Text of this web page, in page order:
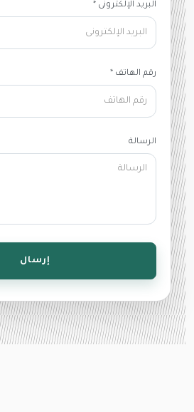
البريد الإلكترونى *
رقم الهاتف *
الرسالة
إرسال